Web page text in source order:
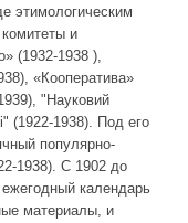
этимологическим
и
(1932-1938 ),
«Кооператива»
"Науковий
(1922-1938). Под его
популярно-
1938). С 1902 до
календарь
материалы, и